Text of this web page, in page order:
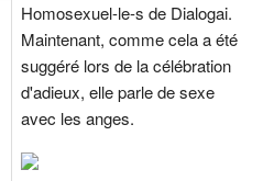
Homosexuel-le-s de Dialogai.
Maintenant, comme cela a été
suggéré lors de la célébration
d'adieux, elle parle de sexe
avec les anges.